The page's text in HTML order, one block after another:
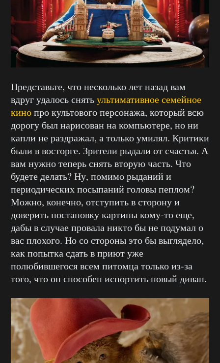
Представьте, что несколько лет назад вам
вдруг удалось снятьультимативное семейное
кинопро культового персонажа, который всю
дорогу был нарисован на компьютере, но ни
капли не раздражал, а только умилял. Критики
были в восторге. Зрители рыдали от счастья. А
вам нужно теперь снять вторую часть. Что
будете делать? Ну, помимо рыданий и
периодических посыпаний головы пеплом?
Можно, конечно, отступить в сторону и
доверить постановку картины кому-то еще,
дабы в случае провала никто бы не подумал о
вас плохого. Но со стороны это бы выглядело,
как попытка сдать в приют уже
полюбившегося всем питомца только из-за
того, что он способен испортить новый диван.